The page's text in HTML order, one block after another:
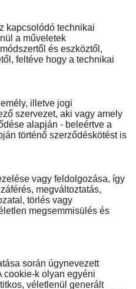
kapcsolódó technikai
a műveletek
és eszköztől,
feltéve hogy a technikai
illetve jogi
szervezet, aki vagy amely
alapján - beleértve a
történő szerződéskötést is
vagy feldolgozása, így
megváltoztatás,
törlés vagy
megsemmisülés és
során úgynevezett
cookie-k olyan egyéni
véletlenül generált